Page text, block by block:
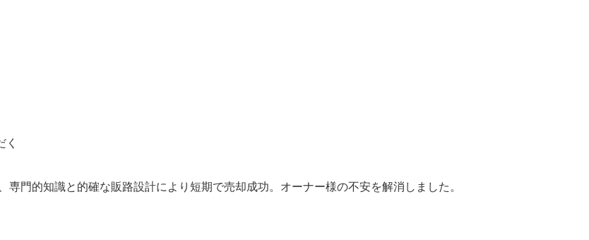
く
門的知識と的確な販路設計により短期で売却成功。オーナー様の不安を解消しました。